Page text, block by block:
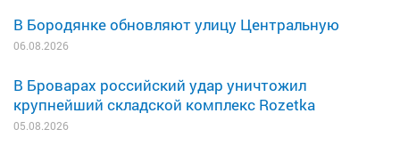
В Бородянке обновляют улицу Центральную
06.08.2026
В Броварах российский удар уничтожил
крупнейший складской комплекс Rozetka
05.08.2026